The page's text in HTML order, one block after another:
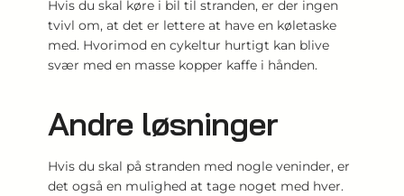
Hvis du skal køre i bil til stranden, er der ingen
tvivl om, at det er lettere at have en køletaske
med. Hvorimod en cykeltur hurtigt kan blive
svær med en masse kopper kaffe i hånden.
Andre løsninger
Hvis du skal på stranden med nogle veninder, er
det også en mulighed at tage noget med hver.